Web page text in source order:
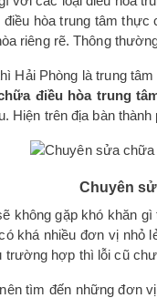
hòa trung tâm
riêng rẽ. Thông
Hải Phòng là trung
điều hòa trung
Hiện trên địa bàn
Chuyên
không gặp khó khăn
khá nhiều đơn vị
trường hợp thì lỗi cũ
tìm đến những đơn